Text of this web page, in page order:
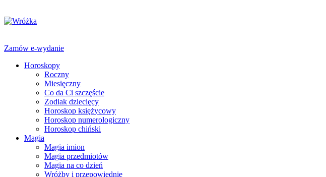
Zamów e-wydanie
Horoskopy
Roczny
Miesięczny
Co da Ci szczęście
Zodiak dziecięcy
Horoskop księżycowy
Horoskop numerologiczny
Horoskop chiński
Magia
Magia imion
Magia przedmiotów
Magia na co dzień
Wróżby i przepowiednie